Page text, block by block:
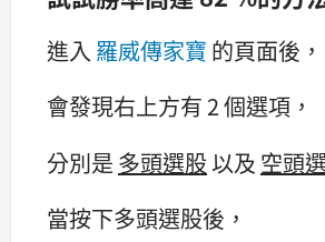
進入 羅威傳家寶 的頁面後，
會發現右上方有 2 個選項，
分別是 多頭選股以及 空頭
當按下多頭選股後，